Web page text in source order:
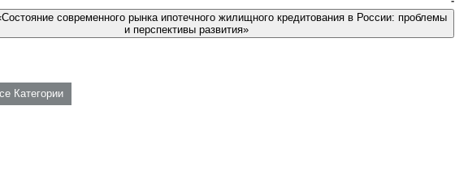
современного рынка ипотечного жилищного кредитования в России: проблемы
и перспективы развития»
Категории